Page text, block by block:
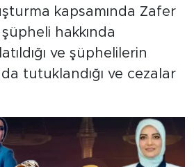
kapsamında Zafer
hakkında
ve şüphelilerin
tutuklandığı ve cezalar